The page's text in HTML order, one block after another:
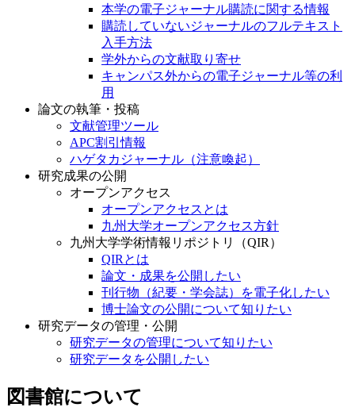
本学の電子ジャーナル購読に関する情報
購読していないジャーナルのフルテキスト
入手方法
学外からの文献取り寄せ
キャンパス外からの電子ジャーナル等の利
用
論文の執筆・投稿
文献管理ツール
APC割引情報
ハゲタカジャーナル（注意喚起）
研究成果の公開
オープンアクセス
オープンアクセスとは
九州大学オープンアクセス方針
九州大学学術情報リポジトリ（QIR）
QIRとは
論文・成果を公開したい
刊行物（紀要・学会誌）を電子化したい
博士論文の公開について知りたい
研究データの管理・公開
研究データの管理について知りたい
研究データを公開したい
図書館について